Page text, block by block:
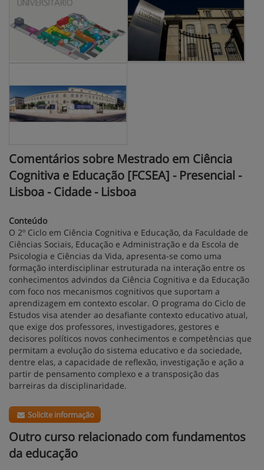
Comentários sobre Mestrado em Ciência
Cognitiva e Educação [FCSEA] - Presencial -
Lisboa - Cidade - Lisboa
Conteúdo
O 2º Ciclo em Ciência Cognitiva e Educação, da Faculdade de
Ciências Sociais, Educação e Administração e da Escola de
Psicologia e Ciências da Vida, apresenta-se como uma
formação interdisciplinar estruturada na interação entre os
conhecimentos advindos da Ciência Cognitiva e da Educação
com foco nos mecanismos cognitivos que suportam a
aprendizagem em contexto escolar. O programa do Ciclo de
Estudos visa atender ao desafiante contexto educativo atual,
que exige dos professores, investigadores, gestores e
decisores políticos novos conhecimentos e competências que
permitam a evolução do sistema educativo e da sociedade,
dentre elas, a capacidade de reflexão, investigação e ação a
partir de pensamento complexo e a transposição das
barreiras da disciplinaridade.
Solicite informação
Outro curso relacionado com fundamentos
da educação